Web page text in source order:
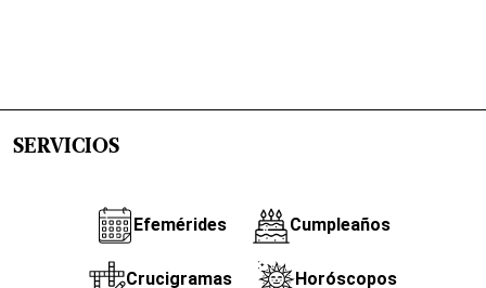
SERVICIOS
Efemérides Cumpleaños
Crucigramas Horóscopos